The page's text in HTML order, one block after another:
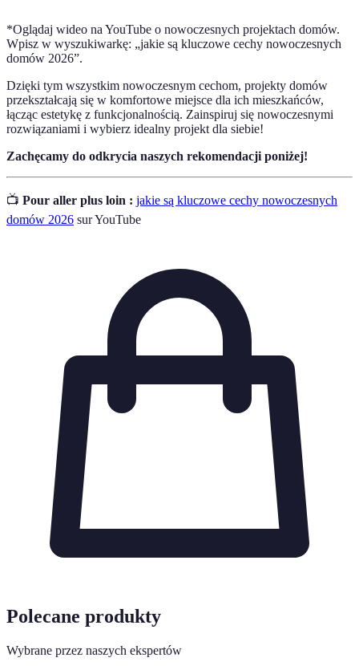
*Oglądaj wideo na YouTube o nowoczesnych projektach domów.
Wpisz w wyszukiwarkę: „jakie są kluczowe cechy nowoczesnych
domów 2026”.
Dzięki tym wszystkim nowoczesnym cechom, projekty domów
przekształcają się w komfortowe miejsce dla ich mieszkańców,
łącząc estetykę z funkcjonalnością. Zainspiruj się nowoczesnymi
rozwiązaniami i wybierz idealny projekt dla siebie!
Zachęcamy do odkrycia naszych rekomendacji poniżej!
📺 Pour aller plus loin : jakie są kluczowe cechy nowoczesnych
domów 2026 sur YouTube
Polecane produkty
Wybrane przez naszych ekspertów